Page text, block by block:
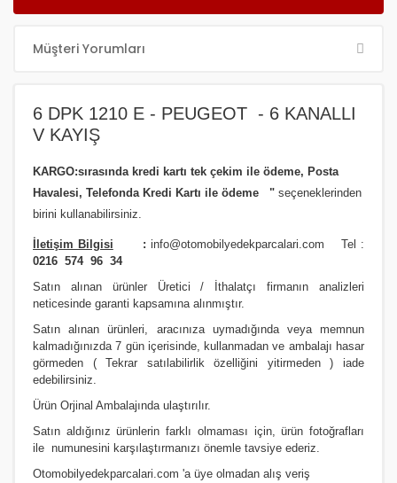
Müşteri Yorumları
6 DPK 1210 E - PEUGEOT - 6 KANALLI
V KAYIŞ
KARGO:sırasında kredi kartı tek çekim ile ödeme, Posta
Havalesi, Telefonda Kredi Kartı ile ödeme
" seçeneklerinden
birini kullanabilirsiniz.
İletişim Bilgisi : info@otomobilyedekparcalari.com Tel :
0216 574 96 34
Satın alınan ürünler Üretici / İthalatçı firmanın analizleri
neticesinde garanti kapsamına alınmıştır.
Satın alınan ürünleri, aracınıza uymadığında veya memnun
kalmadığınızda 7 gün içerisinde, kullanmadan ve ambalajı hasar
görmeden ( Tekrar satılabilirlik özelliğini yitirmeden ) iade
edebilirsiniz.
Ürün Orjinal Ambalajında ulaştırılır.
Satın aldığınız ürünlerin farklı olmaması için, ürün fotoğrafları
ile numunesini karşılaştırmanızı önemle tavsiye ederiz.
Otomobilyedekparcalari.com 'a üye olmadan alış veriş